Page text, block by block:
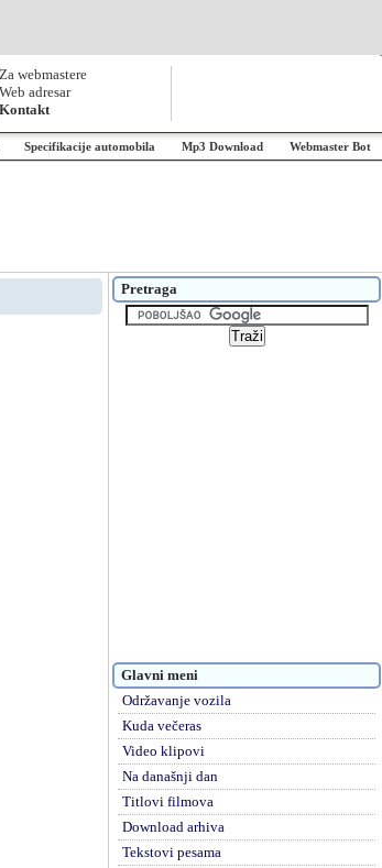
Za webmastere
Web adresar
Kontakt
Specifikacije automobila Mp3 Download Webmaster Bot
Pretraga
Glavni meni
Održavanje vozila
Kuda večeras
Video klipovi
Na današnji dan
Titlovi filmova
Download arhiva
Tekstovi pesama